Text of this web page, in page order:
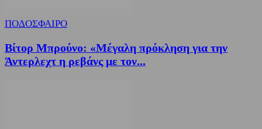
ΠΟΔΟΣΦΑΙΡΟ
Βίτορ Μπρούνο: «Μέγαλη πρόκληση για την
Άντερλεχτ η ρεβάνς με τον...